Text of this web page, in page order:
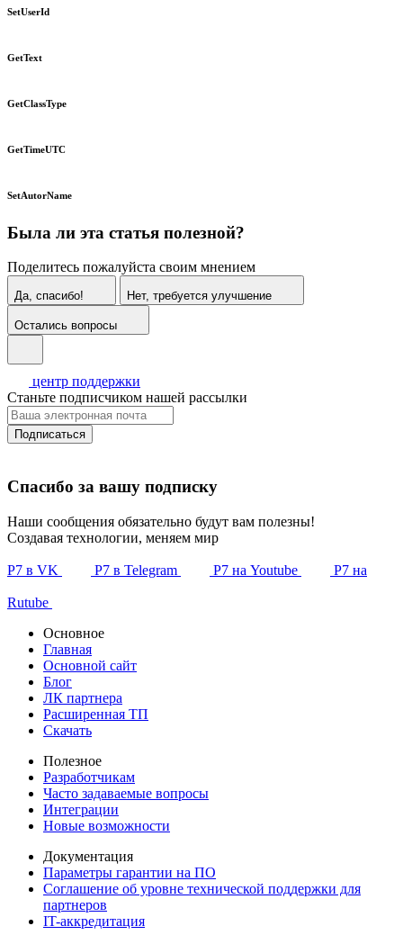
SetUserId
GetText
GetClassType
GetTimeUTC
SetAutorName
Была ли эта статья полезной?
Поделитесь пожалуйста своим мнением
Да, спасибо! Нет, требуется улучшение
Остались вопросы
центр поддержки
Станьте подписчиком нашей рассылки
Подписаться
Спасибо за вашу подписку
Наши сообщения обязательно будут вам полезны!
Создавая технологии, меняем мир
Р7 в VK Р7 в Telegram Р7 на Youtube Р7 на
Rutube
Основное
Главная
Основной сайт
Блог
ЛК партнера
Расширенная ТП
Скачать
Полезное
Разработчикам
Часто задаваемые вопросы
Интеграции
Новые возможности
Документация
Параметры гарантии на ПО
Соглашение об уровне технической поддержки для
партнеров
IT-аккредитация